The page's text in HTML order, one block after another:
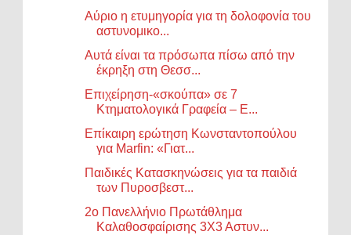
Αύριο η ετυμηγορία για τη δολοφονία του
αστυνομικο...
Αυτά είναι τα πρόσωπα πίσω από την
έκρηξη στη Θεσσ...
Επιχείρηση-«σκούπα» σε 7
Κτηματολογικά Γραφεία – Ε...
Επίκαιρη ερώτηση Κωνσταντοπούλου
για Marfin: «Γιατ...
Παιδικές Κατασκηνώσεις για τα παιδιά
των Πυροσβεστ...
2ο Πανελλήνιο Πρωτάθλημα
Καλαθοσφαίρισης 3Χ3 Αστυν...